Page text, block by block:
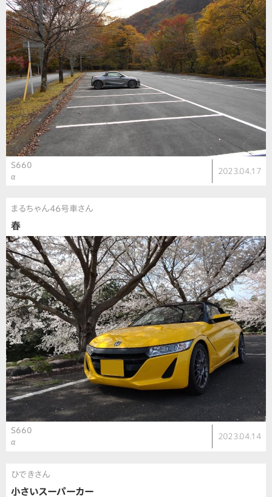
S660
α
2023.04.17
まるちゃん46号車さん
春
S660
α
2023.04.14
ひできさん
小さいスーパーカー